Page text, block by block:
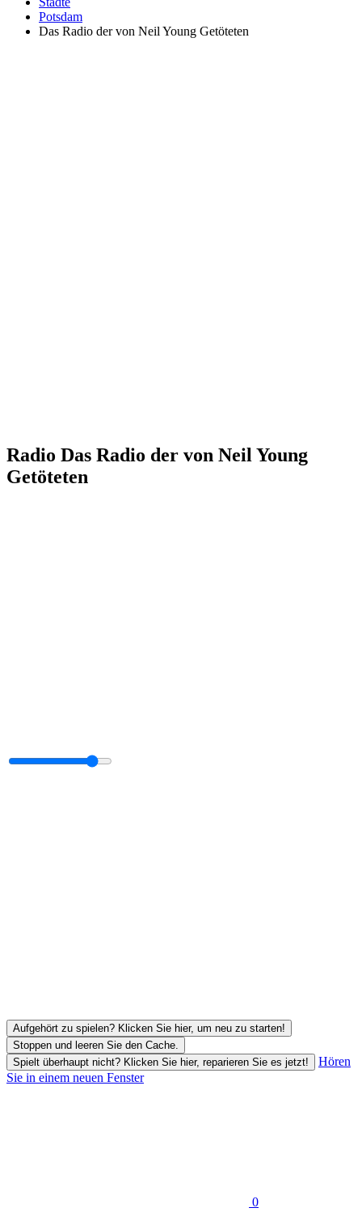
Potsdam
Das Radio der von Neil Young Getöteten
Radio Das Radio der von Neil Young
Getöteten
Aufgehört zu spielen? Klicken Sie hier, um neu zu starten!
Stoppen und leeren Sie den Cache.
Spielt überhaupt nicht? Klicken Sie hier, reparieren Sie es jetzt!
Hören
Sie in einem neuen Fenster
0